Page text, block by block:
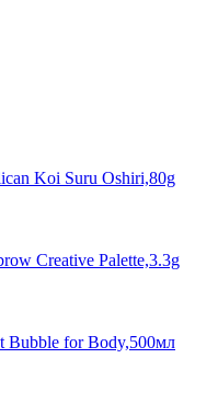
Koi Suru Oshiri,80g
Creative Palette,3.3g
Bubble for Body,500мл